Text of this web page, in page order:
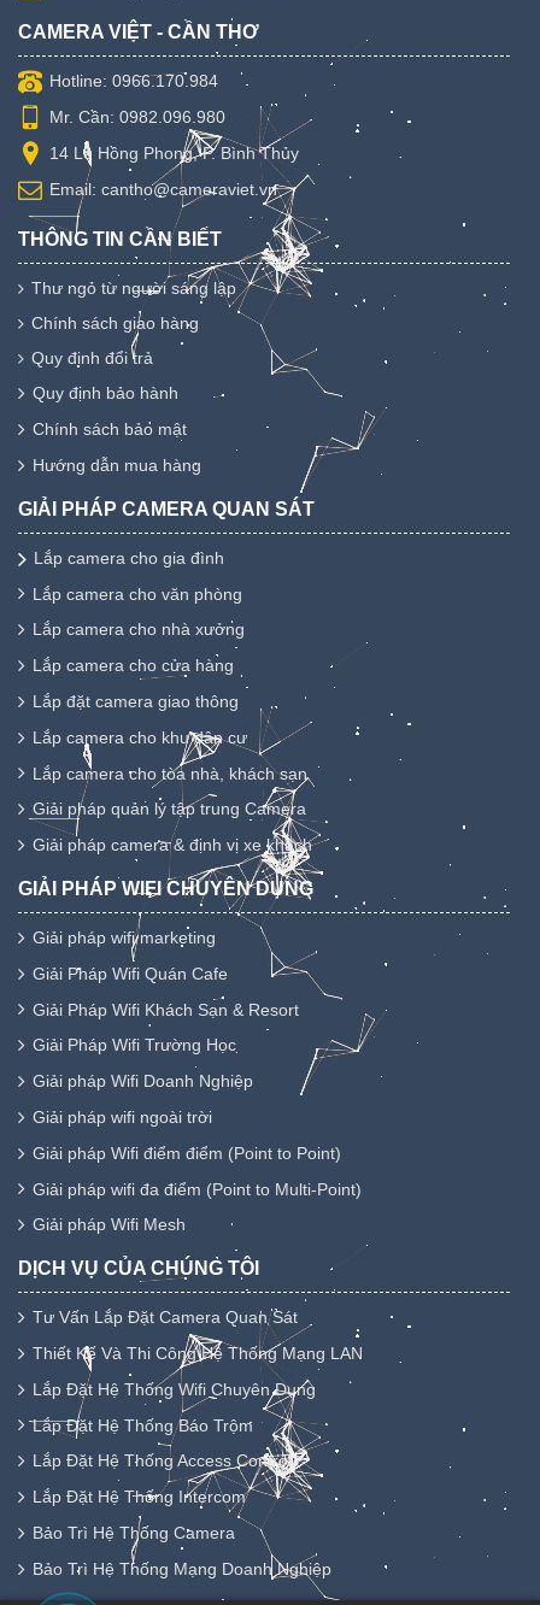
CAMERA VIỆT - CẦN THƠ
Hotline: 0966.170.984
Mr. Cần: 0982.096.980
14 Lê Hồng Phong, P. Bình Thủy
Email: cantho@cameraviet.vn
THÔNG TIN CẦN BIẾT
Thư ngỏ từ người sáng lập
Chính sách giao hàng
Quy định đổi trả
Quy định bảo hành
Chính sách bảo mật
Hướng dẫn mua hàng
GIẢI PHÁP CAMERA QUAN SÁT
Lắp camera cho gia đình
Lắp camera cho văn phòng
Lắp camera cho nhà xưởng
Lắp camera cho cửa hàng
Lắp đặt camera giao thông
Lắp camera cho khu dân cư
Lắp camera cho tòa nhà, khách sạn
Giải pháp quản lý tập trung Camera
Giải pháp camera & định vị xe khách
GIẢI PHÁP WIFI CHUYÊN DỤNG
Giải pháp wifi marketing
Giải Pháp Wifi Quán Cafe
Giải Pháp Wifi Khách Sạn & Resort
Giải Pháp Wifi Trường Học
Giải pháp Wifi Doanh Nghiệp
Giải pháp wifi ngoài trời
Giải pháp Wifi điểm điểm (Point to Point)
Giải pháp wifi đa điểm (Point to Multi-Point)
Giải pháp Wifi Mesh
DỊCH VỤ CỦA CHÚNG TÔI
Tư Vấn Lắp Đặt Camera Quan Sát
Thiết Kế Và Thi Công Hệ Thống Mạng LAN
Lắp Đặt Hệ Thống Wifi Chuyên Dụng
Lắp Đặt Hệ Thống Báo Trộm
Lắp Đặt Hệ Thống Access Control
Lắp Đặt Hệ Thống Intercom
Bảo Trì Hệ Thống Camera
Bảo Trì Hệ Thống Mạng Doanh Nghiệp